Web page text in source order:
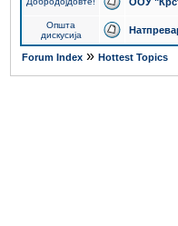
Општа
дискусија
Forum Index » Hottest Topics